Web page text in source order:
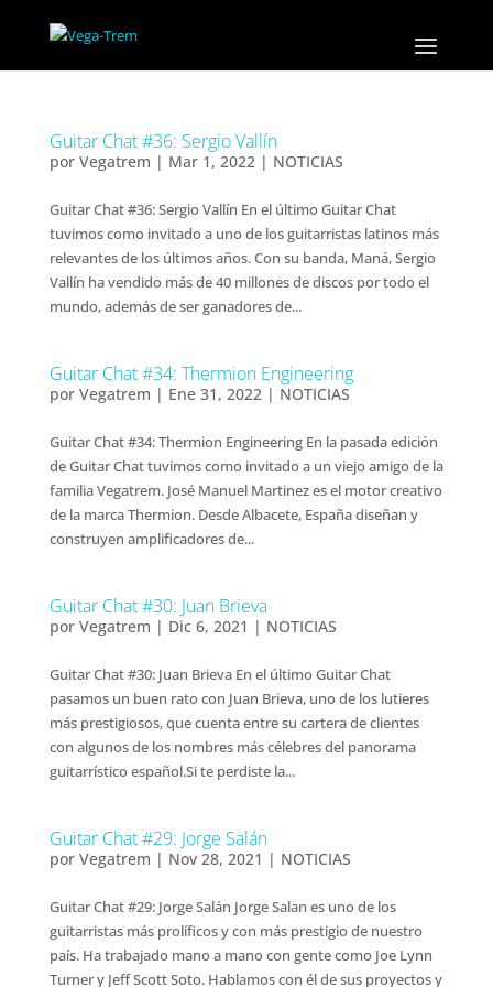
Guitar Chat #36: Sergio Vallín
por Vegatrem | Mar 1, 2022| NOTICIAS
Guitar Chat #36: Sergio Vallín En el último Guitar Chat
tuvimos como invitado a uno de los guitarristas latinos más
relevantes de los últimos años. Con su banda, Maná, Sergio
Vallín ha vendido más de 40 millones de discos por todo el
mundo, además de ser ganadores de...
Guitar Chat #34: Thermion Engineering
por Vegatrem | Ene 31, 2022| NOTICIAS
Guitar Chat #34: Thermion Engineering En la pasada edición
de Guitar Chat tuvimos como invitado a un viejo amigo de la
familia Vegatrem. José Manuel Martinez es el motor creativo
de la marca Thermion. Desde Albacete, España diseñan y
construyen amplificadores de...
Guitar Chat #30: Juan Brieva
por Vegatrem | Dic 6, 2021 | NOTICIAS
Guitar Chat #30: Juan Brieva En el último Guitar Chat
pasamos un buen rato con Juan Brieva, uno de los lutieres
más prestigiosos, que cuenta entre su cartera de clientes
con algunos de los nombres más célebres del panorama
guitarrístico español.Si te perdiste la...
Guitar Chat #29: Jorge Salán
por Vegatrem | Nov 28, 2021 | NOTICIAS
Guitar Chat #29: Jorge Salán Jorge Salan es uno de los
guitarristas más prolíficos y con más prestigio de nuestro
país. Ha trabajado mano a mano con gente como Joe Lynn
Turner y Jeff Scott Soto. Hablamos con él de sus proyectos y